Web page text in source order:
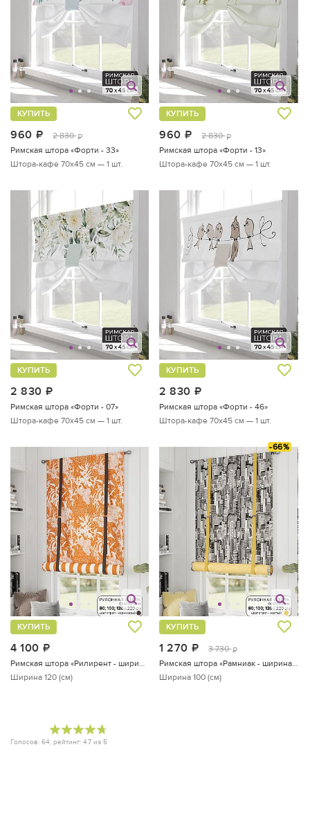
960 руб.
2 830 руб.
КУПИТЬ
Римская штора «Форти - 33»
Штора-кафе 70х45 см — 1 шт.
960 руб.
2 830 руб.
КУПИТЬ
Римская штора «Форти - 13»
Штора-кафе 70х45 см — 1 шт.
2 830
КУПИТЬ
Римская штора «Форти - 07»
Штора-кафе 70х45 см — 1 шт.
2 830
КУПИТЬ
Римская штора «Форти - 46»
Штора-кафе 70х45 см — 1 шт.
4 100
КУПИТЬ
Римская штора «Рилирент - ширина 120 см»
Ширина 120 (см)
-66%
1 270 руб.
3 730 руб.
КУПИТЬ
Римская штора «Рамниак - ширина 100 см»
Ширина 100 (см)
Голосов: 64, рейтинг: 4.7 из 5